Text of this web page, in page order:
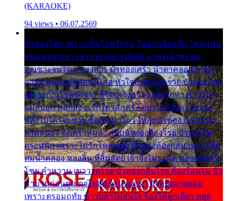
(KARAOKE)
94 views • 06.07.2569
บัวทองโศก เพราะเป็นโรครักรุม ในอกกลัดกลุ้ม โดนแฟน
หนุ่มหลอกเอา เขารวย และรูปหล่อ มาพะเน้าพะนอ
ออเซาะจนใจเบา สงสาร บัวทองเศร้า น้ำตาคลอเบ้า เฝ้า
อาลัย หนุ่มรูปหล่อหนีไกล หัวใจบัวทองระรวย บัวทองโศก
เพราะเป็นโรครักจาง ชีวิตเคว้งคว้าง เมื่อรักห่างร้างไกล
แม่ก็บอก พ่อก็สั่งจะรักใครสักครั้ง อย่าไปหวังความรวย
พลั้งไปใครจะช่วย ซื้อเปลมาไกว ให้ลูกบัวทอง เวรกรรม
ตามสนอง จึงเศร้าหมอง กลีบบัวทองต้องโรย บัวทองไม่
ตระหนัก เพราะไม่รักโคลนตม บัวทองท้องกลม เพราะลืม
ตมน้ำคลอง หลงลิ้น ที่สิ้นสัตย์ เจ้าจึงไม่ระมัด หลงกลิ่นลิ้น
โชย คำหวาน เขาวาดโรย บัวทองกลีบโรย ต้องร้อนรุม บัว
มาบานก่อนตูม ดุจไฟสุมร้อนรุมอุรา บัวทองผ่ายผอม
เพราะตรอมฤทัย ข้าวปลาไม่สนใจ ร้องไห้ลูกเดียว หยุด